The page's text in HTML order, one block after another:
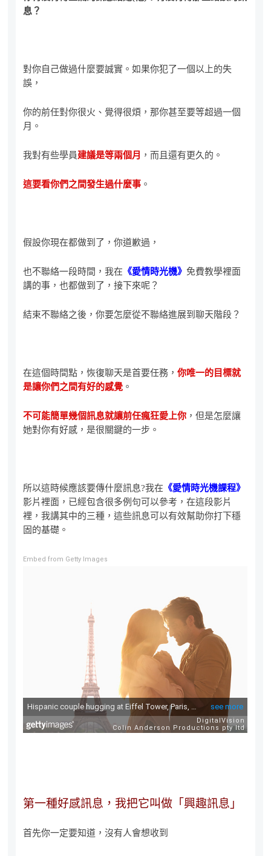
息？
對你自己做過什麼要誠實。如果你犯了一個以上的失
誤，
你的前任對你很火、覺得很煩，那你甚至要等超過一個
月。
我對有些學員建議是等兩個月 ，而且還有更久的。
這要看你們之間發生過什麼事 。
假設你現在都做到了，你道歉過，
也不聯絡一段時間，我在 《愛情時光機》 免費教學裡面
講的事，也都做到了，接下來呢？
結束不聯絡之後，你要怎麼從不聯絡進展到聊天階段？
在這個時間點，恢復聊天是首要任務，你唯一的目標就
是讓你們之間有好的感覺 。
不可能簡單幾個訊息就讓前任瘋狂愛上你 ，但是怎麼讓
她對你有好感，是很關鍵的一步。
所以這時候應該要傳什麼訊息?我在 《愛情時光機課程》
影片裡面，已經包含很多例句可以參考，在這段影片
裡，我講其中的三種，這些訊息可以有效幫助你打下穩
固的基礎。
Embed from Getty Images
第一種好感訊息，我把它叫做「興趣訊息」
首先你一定要知道，沒有人會想收到